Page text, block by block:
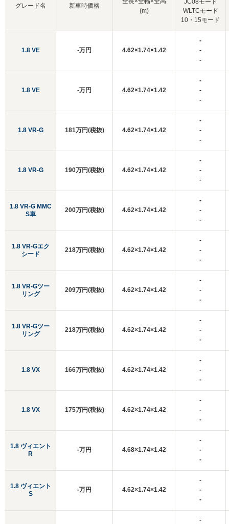
グレード名
1.8 VE
1.8 VE
1.8 VR-G
1.8 VR-G
1.8 VR-G MMC
S車
1.8 VR-Gエク
シード
1.8 VR-Gツー
リング
1.8 VR-Gツー
リング
1.8 VX
1.8 VX
1.8 ヴィエント
R
1.8 ヴィエント
S
新車時価格
(m)
JC08モード
WLTCモード
10・15モード
-万円 4.62×1.74×1.42
-
-
-
-万円 4.62×1.74×1.42
-
-
-
181万円(税抜) 4.62×1.74×1.42
-
-
-
190万円(税抜) 4.62×1.74×1.42
-
-
-
200万円(税抜) 4.62×1.74×1.42
-
-
-
218万円(税抜) 4.62×1.74×1.42
-
-
-
209万円(税抜) 4.62×1.74×1.42
-
-
-
218万円(税抜) 4.62×1.74×1.42
-
-
-
166万円(税抜) 4.62×1.74×1.42
-
-
-
175万円(税抜) 4.62×1.74×1.42
-
-
-
-万円 4.68×1.74×1.42
-
-
-
-万円 4.62×1.74×1.42
-
-
-
-